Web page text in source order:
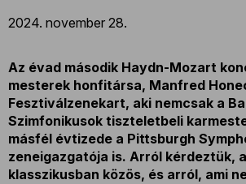
2024. november 28.
Az évad második Haydn-Mozart
mesterek honfitársa, Manfred
Fesztiválzenekart, aki nemcsak a
Szimfonikusok tiszteletbeli
másfél évtizede a Pittsburgh
zeneigazgatója is. Arról kérdeztük,
klasszikusban közös, és arról, ami